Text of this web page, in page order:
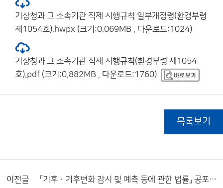
기상청과 그 소속기관 직제 시행규칙 일부개정령(환경부령
제1054호).hwpx (크기:0.069MB , 다운로드:1024)
기상청과 그 소속기관 직제 시행규칙(환경부령 제1054
호).pdf (크기:0.882MB , 다운로드:1760)
목록보기
이전글 「기후ㆍ기후변화 감시 및 예측 등에 관한 법률」 공포 알림